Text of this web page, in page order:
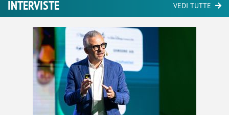
INTERVISTE VEDI TUTTE